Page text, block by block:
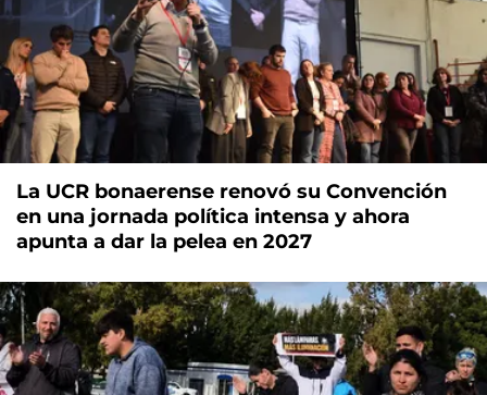
La UCR bonaerense renovó su Convención
en una jornada política intensa y ahora
apunta a dar la pelea en 2027